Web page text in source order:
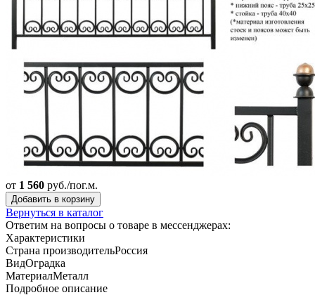
от 1 560 руб./пог.м.
Добавить в корзину
Вернуться в каталог
Ответим на вопросы о товаре в мессенджерах:
Характеристики
Страна производительРоссия
ВидОградка
МатериалМеталл
Подробное описание